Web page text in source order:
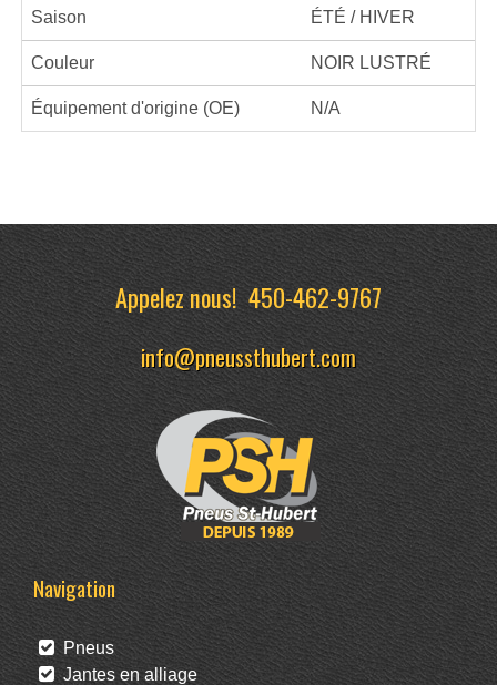
Saison ÉTÉ / HIVER
Couleur NOIR LUSTRÉ
Équipement d'origine (OE) N/A
Appelez nous!450-462-9767
info@pneussthubert.com
Navigation
Pneus
Jantes en alliage